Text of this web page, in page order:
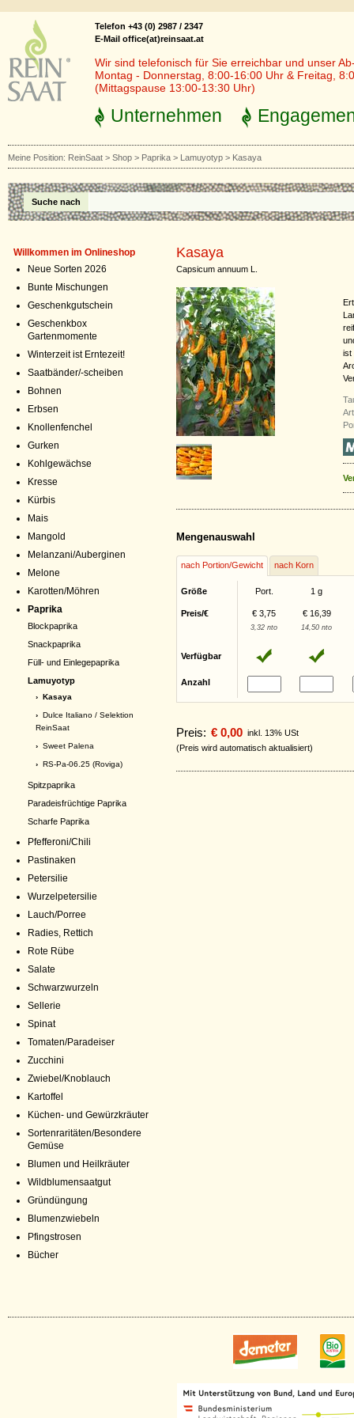
Telefon +43 (0) 2987 / 2347
E-Mail office(at)reinsaat.at
Wir sind telefonisch für Sie erreichbar und unser
Montag - Donnerstag, 8:00-16:00 Uhr & Freitag,
(Mittagspause 13:00-13:30 Uhr)
Unternehmen
Meine Position: ReinSaat > Shop > Paprika > Lamuyotyp > Kasaya
Suche nach
Willkommen im Onlineshop
Neue Sorten 2026
Bunte Mischungen
Geschenkgutschein
Geschenkbox
Gartenmomente
Winterzeit ist Erntezeit!
Saatbänder/-scheiben
Bohnen
Erbsen
Knollenfenchel
Gurken
Kohlgewächse
Kresse
Kürbis
Mais
Mangold
Melanzani/Auberginen
Melone
Karotten/Möhren
Paprika
Blockpaprika
Snackpaprika
Füll- und Einlegepaprika
Lamuyotyp
› Kasaya
› Dulce Italiano / Selektion
ReinSaat
› Sweet Palena
› RS-Pa-06.25 (Roviga)
Spitzpaprika
Paradeisfrüchtige Paprika
Scharfe Paprika
Pfefferoni/Chili
Pastinaken
Petersilie
Wurzelpetersilie
Lauch/Porree
Radies, Rettich
Rote Rübe
Salate
Schwarzwurzeln
Sellerie
Spinat
Tomaten/Paradeiser
Zucchini
Zwiebel/Knoblauch
Kartoffel
Küchen- und Gewürzkräuter
Sortenraritäten/Besondere
Gemüse
Blumen und Heilkräuter
Wildblumensaatgut
Gründüngung
Blumenzwiebeln
Pfingstrosen
Bücher
Kasaya
Capsicum annuum L.
ist
Mengenauswahl
nach Portion/Gewicht nach Korn
Größe Port. 1 g
Preis/€ € 3,75 € 16,39
3,32 nto 14,50 nto
Verfügbar
Anzahl
Preis: € 0,00 inkl. 13% USt
(Preis wird automatisch aktualisiert)